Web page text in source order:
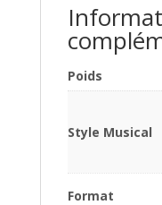
Poids
Style Musical
Format